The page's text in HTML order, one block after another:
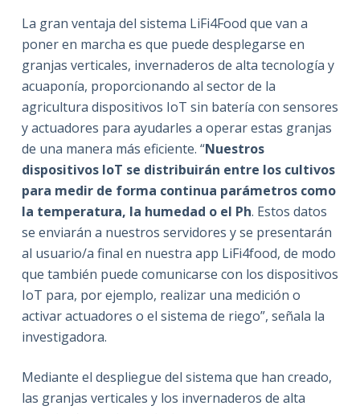
La gran ventaja del sistema LiFi4Food que van a
poner en marcha es que puede desplegarse en
granjas verticales, invernaderos de alta tecnología y
acuaponía, proporcionando al sector de la
agricultura dispositivos IoT sin batería con sensores
y actuadores para ayudarles a operar estas granjas
de una manera más eficiente. “Nuestros
dispositivos IoT se distribuirán entre los cultivos
para medir de forma continua parámetros como
la temperatura, la humedad o el Ph. Estos datos
se enviarán a nuestros servidores y se presentarán
al usuario/a final en nuestra app LiFi4food, de modo
que también puede comunicarse con los dispositivos
IoT para, por ejemplo, realizar una medición o
activar actuadores o el sistema de riego”, señala la
investigadora.
Mediante el despliegue del sistema que han creado,
las granjas verticales y los invernaderos de alta